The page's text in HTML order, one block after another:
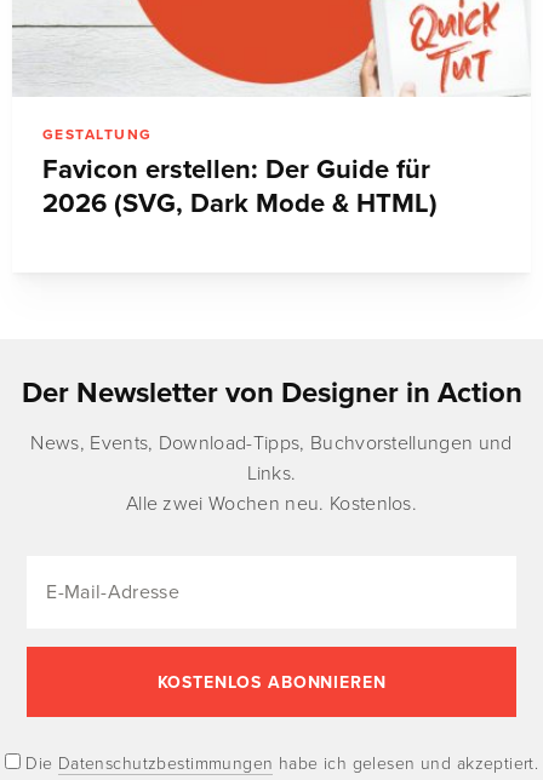
GESTALTUNG
Favicon erstellen: Der Guide für
2026 (SVG, Dark Mode & HTML)
Der Newsletter von Designer in Action
News, Events, Download-Tipps, Buchvorstellungen und
Links.
Alle zwei Wochen neu. Kostenlos.
Die Datenschutzbestimmungen habe ich gelesen und akzeptiert.